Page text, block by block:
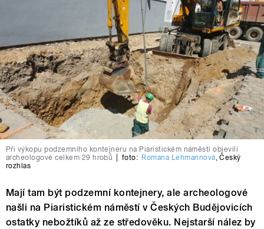
Při výkopu podzemního kontejneru na Piaristickém náměstí objevili
archeologové celkem 29 hrobů
foto: Romana Lehmannová,Český
rozhlas
Mají tam být podzemní kontejnery, ale archeologové
našli na Piaristickém náměstí v Českých Budějovicích
ostatky nebožtíků až ze středověku. Nejstarší nález by